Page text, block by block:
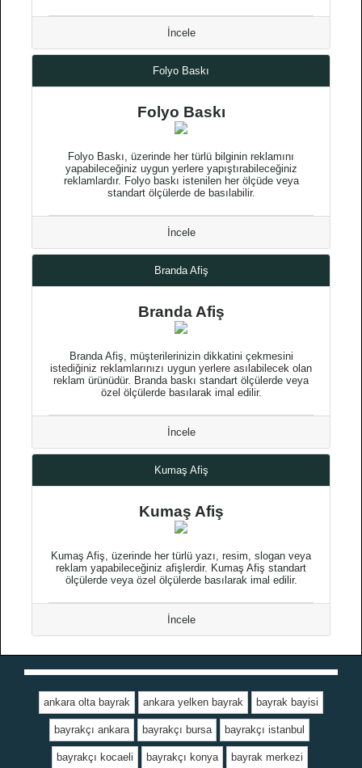
İncele
Folyo Baskı
Folyo Baskı
Folyo Baskı, üzerinde her türlü bilginin reklamını
yapabileceğiniz uygun yerlere yapıştırabileceğiniz
reklamlardır. Folyo baskı istenilen her ölçüde veya
standart ölçülerde de basılabilir.
İncele
Branda Afiş
Branda Afiş
Branda Afiş, müşterilerinizin dikkatini çekmesini
istediğiniz reklamlarınızı uygun yerlere asılabilecek olan
reklam ürünüdür. Branda baskı standart ölçülerde veya
özel ölçülerde basılarak imal edilir.
İncele
Kumaş Afiş
Kumaş Afiş
Kumaş Afiş, üzerinde her türlü yazı, resim, slogan veya
reklam yapabileceğiniz afişlerdir. Kumaş Afiş standart
ölçülerde veya özel ölçülerde basılarak imal edilir.
İncele
ankara olta bayrak ankara yelken bayrak bayrak bayisi
bayrakçı ankara bayrakçı bursa bayrakçı istanbul
bayrakçı kocaeli bayrakçı konya bayrak merkezi